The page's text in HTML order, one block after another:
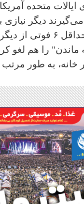
متحده
دیگر نیازی به
هیچکس نیازی به رعایت فاصله
ماندن" را هم لغو
خانه، به طور